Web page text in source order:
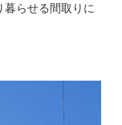
暮らせる間取りに